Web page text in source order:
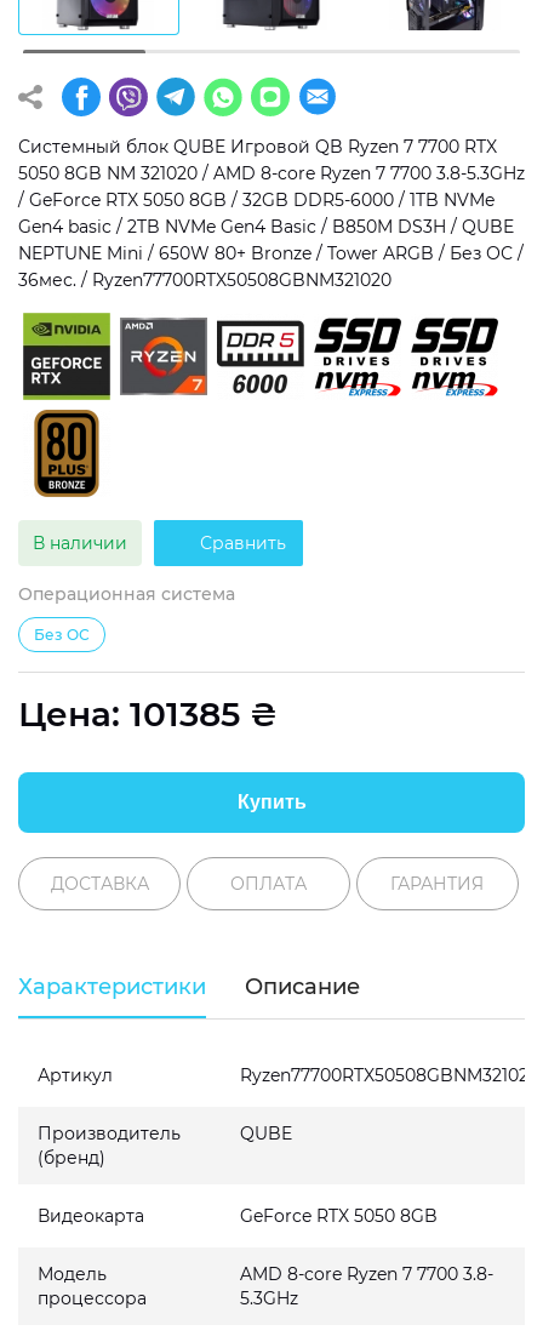
Операционная система
Windows 11 Home
Windows 11 Pro
Без ОС
Тип накопителя
SSD
HDD
SSD + HDD
Дополнительно
RGB-подсветка
Разблокированный множитель CPU
Сверхбыстрый M.2 SSD NVME
Системный блок QUBE Игровой QB Ryzen 7 7700 RTX
5050 8GB NM 321020 / AMD 8-core Ryzen 7 7700 3.8-5.3GHz
/ GeForce RTX 5050 8GB / 32GB DDR5-6000 / 1TB NVMe
Gen4 basic / 2TB NVMe Gen4 Basic / B850M DS3H / QUBE
NEPTUNE Mini / 650W 80+ Bronze / Tower ARGB / Без ОС /
36мес. / Ryzen77700RTX50508GBNM321020
В наличии Сравнить
Операционная система
Без ОС
Цена: 101385 ₴
Купить
ДОСТАВКА ОПЛАТА ГАРАНТИЯ
Характеристики Описание
Артикул Ryzen77700RTX50508GBNM321020
Производитель
(бренд)
QUBE
Видеокарта GeForce RTX 5050 8GB
Модель
процессора
AMD 8-core Ryzen 7 7700 3.8-
5.3GHz